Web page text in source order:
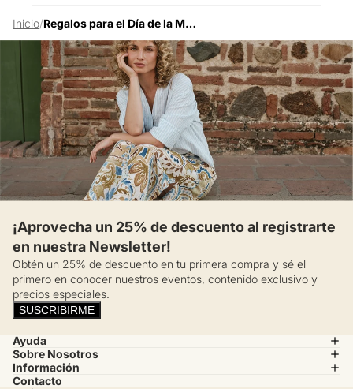
Inicio/ Regalos para el Día de la Mujer 20% OFF
¡Aprovecha un 25% de descuento al registrarte
en nuestra Newsletter!
Obtén un 25% de descuento en tu primera compra y sé el
primero en conocer nuestros eventos, contenido exclusivo y
precios especiales.
SUSCRIBIRME
Ayuda
Sobre Nosotros
Información
Contacto